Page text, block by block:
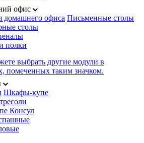
офис
домашнего офиса Письменные столы
столы
полки
выбрать другие модули в
помеченных таким значком.
Шкафы-купе
Консул